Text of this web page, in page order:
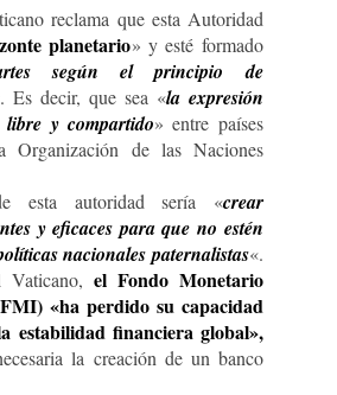
reclama que esta Autoridad
planetario» y esté formado
según el principio de
Es decir, que sea «la expresión
y compartido» entre países
Organización de las Naciones
esta autoridad sería «crear
y eficaces para que no estén
nacionales paternalistas«.
el Fondo Monetario
«ha perdido su capacidad
estabilidad financiera global»,
la creación de un banco